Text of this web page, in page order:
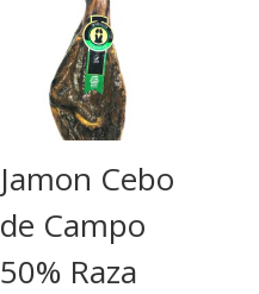
Jamon Cebo
de Campo
50% Raza